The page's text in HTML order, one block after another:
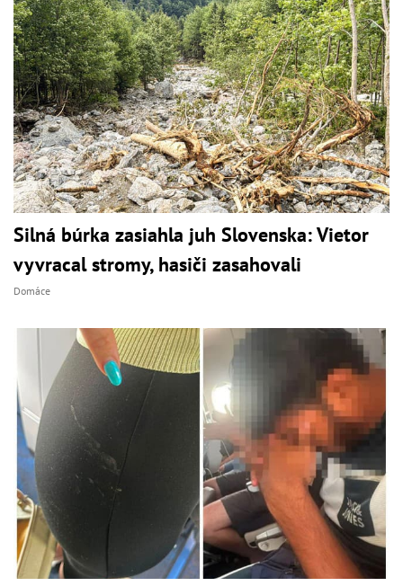
Silná búrka zasiahla juh Slovenska: Vietor
vyvracal stromy, hasiči zasahovali
Domáce